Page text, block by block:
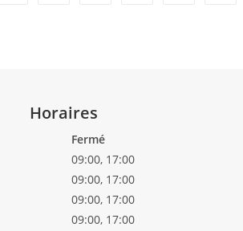
Horaires
Fermé
09:00, 17:00
09:00, 17:00
09:00, 17:00
09:00, 17:00